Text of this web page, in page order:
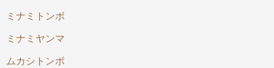
ミナミトンボ
ミナミヤンマ
ムカシトンボ